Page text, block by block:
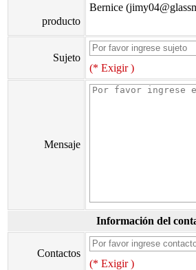
producto
Bernice
Sujeto
(* Exigir )
Mensaje
Información del
Contactos
(* Exigir )